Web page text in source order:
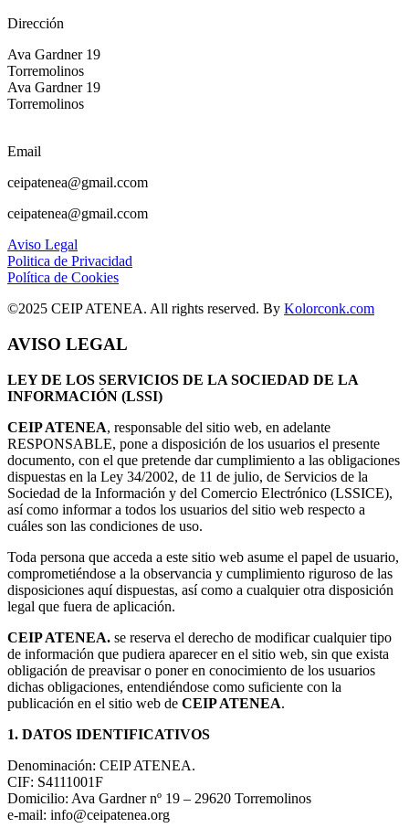
Dirección
Ava Gardner 19
Torremolinos
Ava Gardner 19
Torremolinos
Email
ceipatenea@gmail.ccom
ceipatenea@gmail.ccom
Aviso Legal
Politica de Privacidad
Política de Cookies
©2025 CEIP ATENEA. All rights reserved. By Kolorconk.com
AVISO LEGAL
LEY DE LOS SERVICIOS DE LA SOCIEDAD DE LA
INFORMACIÓN (LSSI)
CEIP ATENEA, responsable del sitio web, en adelante
RESPONSABLE, pone a disposición de los usuarios el presente
documento, con el que pretende dar cumplimiento a las obligaciones
dispuestas en la Ley 34/2002, de 11 de julio, de Servicios de la
Sociedad de la Información y del Comercio Electrónico (LSSICE),
así como informar a todos los usuarios del sitio web respecto a
cuáles son las condiciones de uso.
Toda persona que acceda a este sitio web asume el papel de usuario,
comprometiéndose a la observancia y cumplimiento riguroso de las
disposiciones aquí dispuestas, así como a cualquier otra disposición
legal que fuera de aplicación.
CEIP ATENEA. se reserva el derecho de modificar cualquier tipo
de información que pudiera aparecer en el sitio web, sin que exista
obligación de preavisar o poner en conocimiento de los usuarios
dichas obligaciones, entendiéndose como suficiente con la
publicación en el sitio web de CEIP ATENEA.
1. DATOS IDENTIFICATIVOS
Denominación: CEIP ATENEA.
CIF: S4111001F
Domicilio: Ava Gardner nº 19 – 29620 Torremolinos
e-mail: info@ceipatenea.org